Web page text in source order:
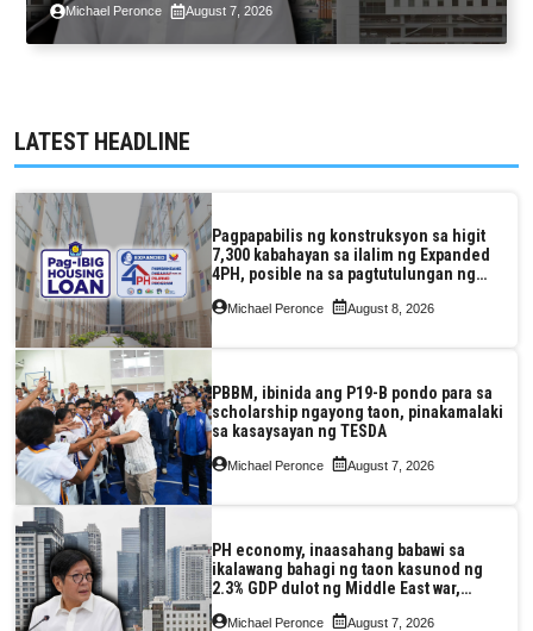
pagkaantala ng public construction
Michael Peronce August 7, 2026
LATEST HEADLINE
Pagpapabilis ng konstruksyon sa higit
7,300 kabahayan sa ilalim ng Expanded
4PH, posible na sa pagtutulungan ng
Pag-IBIG at P.A. Alvarez
Michael Peronce August 8, 2026
PBBM, ibinida ang P19-B pondo para sa
scholarship ngayong taon, pinakamalaki
sa kasaysayan ng TESDA
Michael Peronce August 7, 2026
PH economy, inaasahang babawi sa
ikalawang bahagi ng taon kasunod ng
2.3% GDP dulot ng Middle East war,
pagkaantala ng public construction
Michael Peronce August 7, 2026